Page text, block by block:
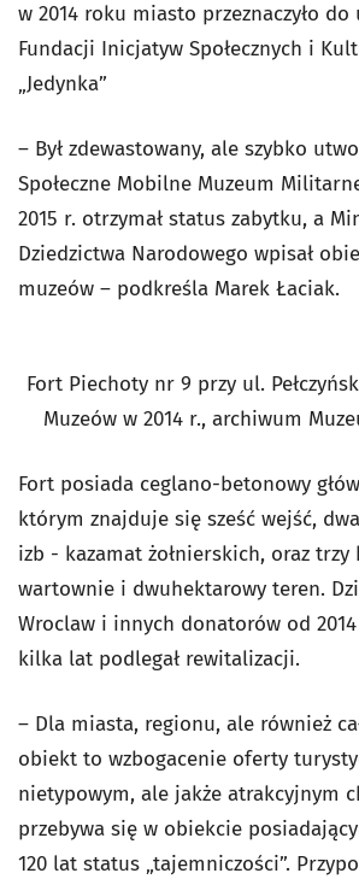
w 2014 roku miasto przeznaczyło
Fundacji Inicjatyw Społecznych i
„Jedynka”
– Był zdewastowany, ale szybko
Społeczne Mobilne Muzeum
2015 r. otrzymał status zabytku, a
Dziedzictwa Narodowego wpisał
muzeów – podkreśla Marek Łaciak.
Fort Piechoty nr 9 przy ul.
Muzeów w 2014 r., archiwum
Fort posiada ceglano-betonowy
którym znajduje się sześć wejść,
izb - kazamat żołnierskich, oraz trzy
wartownie i dwuhektarowy teren.
Wroclaw i innych donatorów od
kilka lat podlegał rewitalizacji.
– Dla miasta, regionu, ale również
obiekt to wzbogacenie oferty
nietypowym, ale jakże atrakcyjnym
przebywa się w obiekcie
120 lat status „tajemniczości”.